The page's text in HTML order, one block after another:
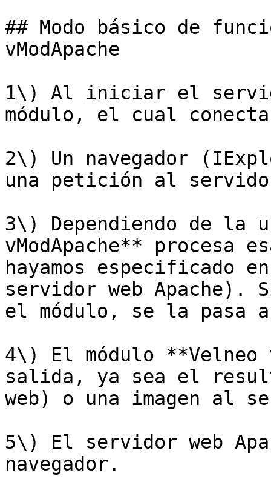
## Modo básico de
vModApache
1\) Al iniciar el
módulo, el cual
2\) Un navegador
una petición al
3\) Dependiendo de la
vModApache** procesa
hayamos especificado
servidor web
el módulo, se la pasa a
4\) El módulo **Velneo
salida, ya sea el
web) o una imagen al
5\) El servidor web
navegador.